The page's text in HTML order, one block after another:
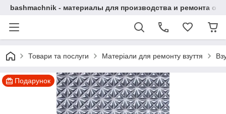
bashmachnik - материалы для производства и ремонта
Товари та послуги Матеріали для ремонту взуття
Подарунок